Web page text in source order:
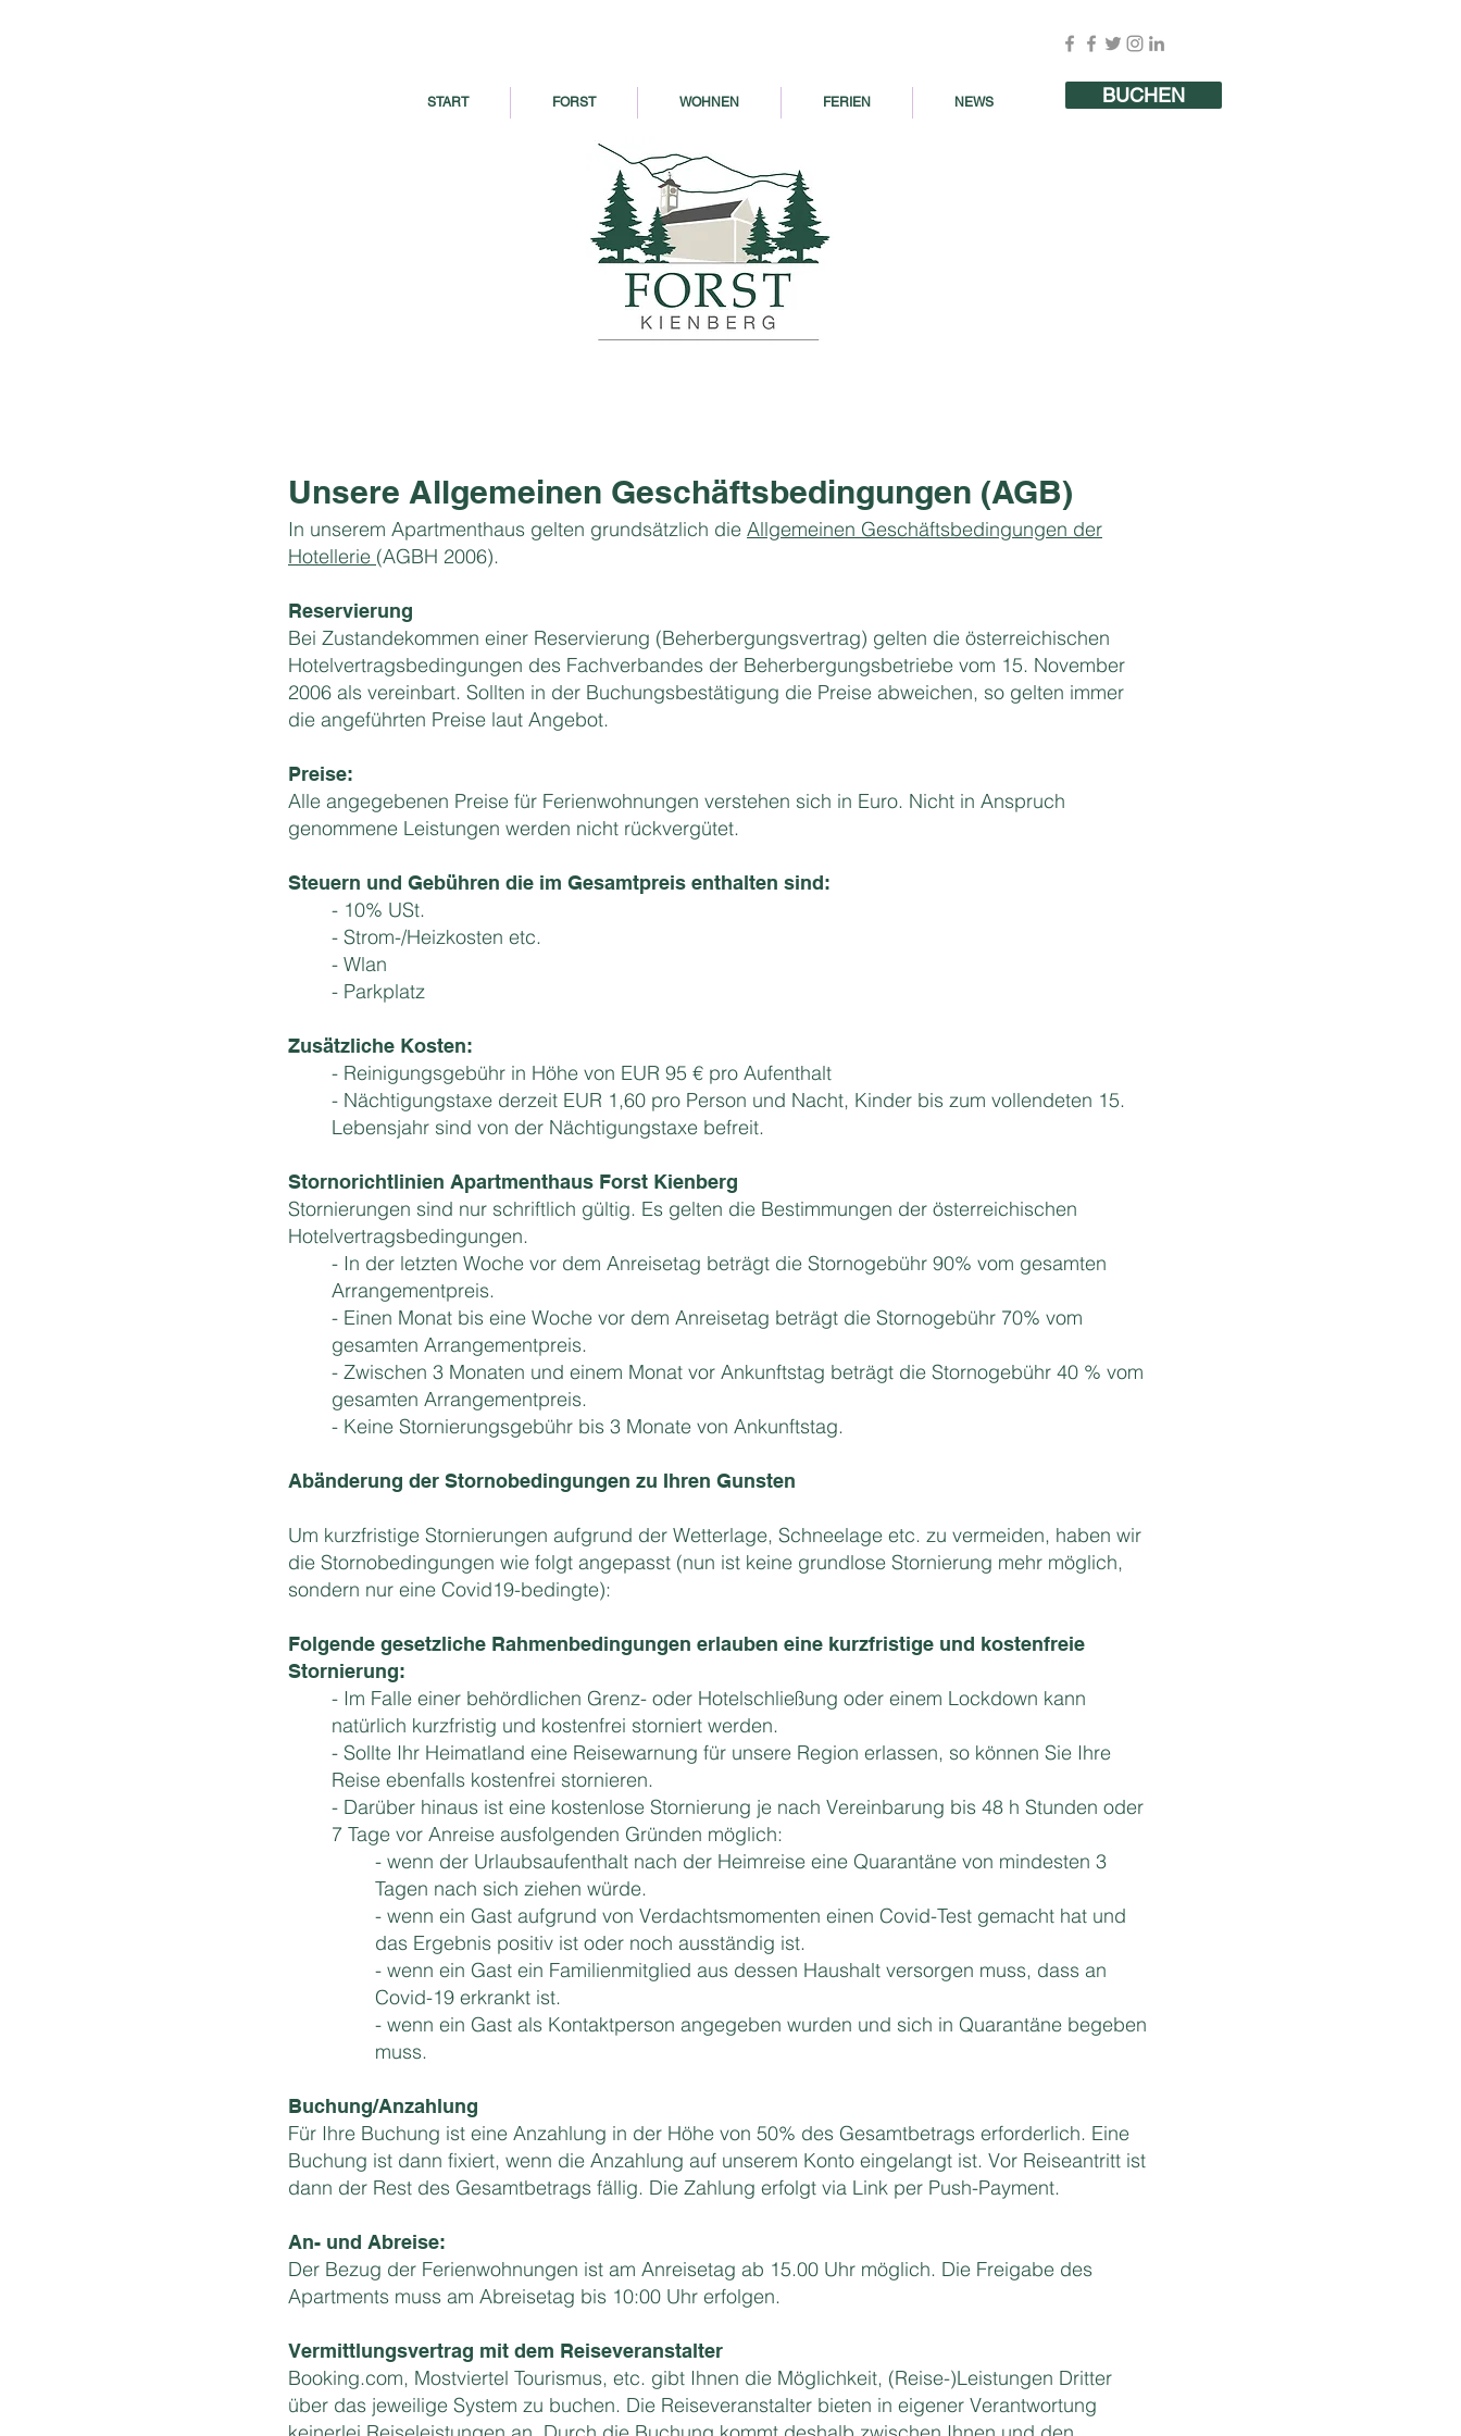
START FORST WOHNEN FERIEN NEWS BUCHEN
Unsere Allgemeinen Geschäftsbedingungen (AGB)
In unserem Apartmenthaus gelten grundsätzlich die Allgemeinen Geschäftsbedingungen der
Hotellerie (AGBH 2006).
Reservierung
Bei Zustandekommen einer Reservierung (Beherbergungsvertrag) gelten die österreichischen
Hotelvertragsbedingungen des Fachverbandes der Beherbergungsbetriebe vom 15. November
2006 als vereinbart. Sollten in der Buchungsbestätigung die Preise abweichen, so gelten immer
die angeführten Preise laut Angebot.
Preise:
Alle angegebenen Preise für Ferienwohnungen verstehen sich in Euro. Nicht in Anspruch
genommene Leistungen werden nicht rückvergütet.
Steuern und Gebühren die im Gesamtpreis enthalten sind:
- 10% USt.
- Strom-/Heizkosten etc.
- Wlan
- Parkplatz
Zusätzliche Kosten:
- Reinigungsgebühr in Höhe von EUR 95 € pro Aufenthalt
- Nächtigungstaxe derzeit EUR 1,60 pro Person und Nacht, Kinder bis zum vollendeten 15.
Lebensjahr sind von der Nächtigungstaxe befreit.
Stornorichtlinien Apartmenthaus Forst Kienberg
Stornierungen sind nur schriftlich gültig. Es gelten die Bestimmungen der österreichischen
Hotelvertragsbedingungen.
- In der letzten Woche vor dem Anreisetag beträgt die Stornogebühr 90% vom gesamten
Arrangementpreis.
- Einen Monat bis eine Woche vor dem Anreisetag beträgt die Stornogebühr 70% vom
gesamten Arrangementpreis.
- Zwischen 3 Monaten und einem Monat vor Ankunftstag beträgt die Stornogebühr 40 % vom
gesamten Arrangementpreis.
- Keine Stornierungsgebühr bis 3 Monate von Ankunftstag.
Abänderung der Stornobedingungen zu Ihren Gunsten
Um kurzfristige Stornierungen aufgrund der Wetterlage, Schneelage etc. zu vermeiden, haben wir
die Stornobedingungen wie folgt angepasst (nun ist keine grundlose Stornierung mehr möglich,
sondern nur eine Covid19-bedingte):
Folgende gesetzliche Rahmenbedingungen erlauben eine kurzfristige und kostenfreie
Stornierung:
- Im Falle einer behördlichen Grenz- oder Hotelschließung oder einem Lockdown kann
natürlich kurzfristig und kostenfrei storniert werden.
- Sollte Ihr Heimatland eine Reisewarnung für unsere Region erlassen, so können Sie Ihre
Reise ebenfalls kostenfrei stornieren.
- Darüber hinaus ist eine kostenlose Stornierung je nach Vereinbarung bis 48 h Stunden oder
7 Tage vor Anreise ausfolgenden Gründen möglich:
- wenn der Urlaubsaufenthalt nach der Heimreise eine Quarantäne von mindesten 3
Tagen nach sich ziehen würde.
- wenn ein Gast aufgrund von Verdachtsmomenten einen Covid-Test gemacht hat und
das Ergebnis positiv ist oder noch ausständig ist.
- wenn ein Gast ein Familienmitglied aus dessen Haushalt versorgen muss, dass an
Covid-19 erkrankt ist.
- wenn ein Gast als Kontaktperson angegeben wurden und sich in Quarantäne begeben
muss.
Buchung/Anzahlung
Für Ihre Buchung ist eine Anzahlung in der Höhe von 50% des Gesamtbetrags erforderlich. Eine
Buchung ist dann fixiert, wenn die Anzahlung auf unserem Konto eingelangt ist. Vor Reiseantritt ist
dann der Rest des Gesamtbetrags fällig. Die Zahlung erfolgt via Link per Push-Payment.
An- und Abreise:
Der Bezug der Ferienwohnungen ist am Anreisetag ab 15.00 Uhr möglich. Die Freigabe des
Apartments muss am Abreisetag bis 10:00 Uhr erfolgen.
Vermittlungsvertrag mit dem Reiseveranstalter
Booking.com, Mostviertel Tourismus, etc. gibt Ihnen die Möglichkeit, (Reise-)Leistungen Dritter
über das jeweilige System zu buchen. Die Reiseveranstalter bieten in eigener Verantwortung